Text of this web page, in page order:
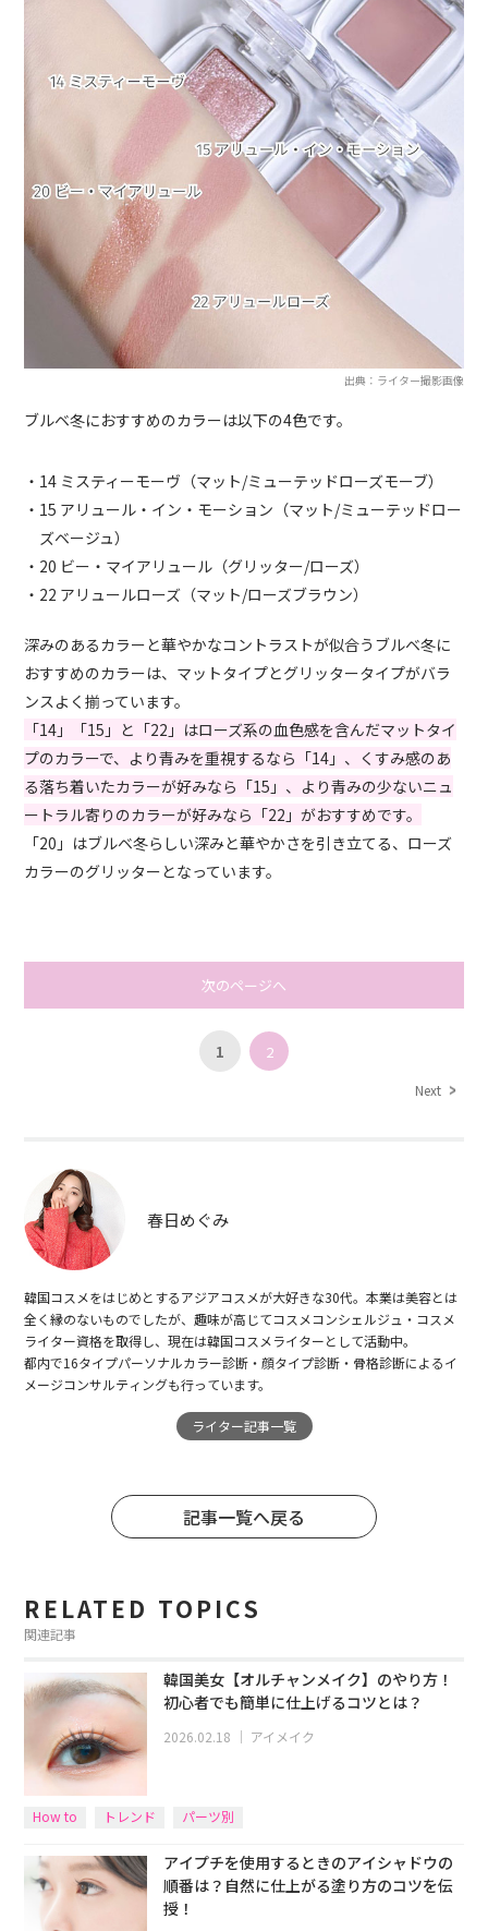
出典：ライター撮影画像
ブルベ冬におすすめのカラーは以下の4色です。
・14 ミスティーモーヴ（マット/ミューテッドローズモーブ）
・15 アリュール・イン・モーション（マット/ミューテッドロー
ズベージュ）
・20 ビー・マイアリュール（グリッター/ローズ）
・22 アリュールローズ（マット/ローズブラウン）
深みのあるカラーと華やかなコントラストが似合うブルベ冬に
おすすめのカラーは、マットタイプとグリッタータイプがバラ
ンスよく揃っています。
「14」「15」と「22」はローズ系の血色感を含んだマットタイ
プのカラーで、より青みを重視するなら「14」、くすみ感のあ
る落ち着いたカラーが好みなら「15」、より青みの少ないニュ
ートラル寄りのカラーが好みなら「22」がおすすめです。
「20」はブルベ冬らしい深みと華やかさを引き立てる、ローズ
カラーのグリッターとなっています。
次のページへ
1 2
Next
春日めぐみ
韓国コスメをはじめとするアジアコスメが大好きな30代。本業は美容とは
全く縁のないものでしたが、趣味が高じてコスメコンシェルジュ・コスメ
ライター資格を取得し、現在は韓国コスメライターとして活動中。
都内で16タイプパーソナルカラー診断・顔タイプ診断・骨格診断によるイ
メージコンサルティングも行っています。
ライター記事一覧
記事一覧へ戻る
RELATED TOPICS
関連記事
韓国美女【オルチャンメイク】のやり方！
初心者でも簡単に仕上げるコツとは？
2026.02.18 ｜ アイメイク
How to トレンド パーツ別
アイプチを使用するときのアイシャドウの
順番は？自然に仕上がる塗り方のコツを伝
授！